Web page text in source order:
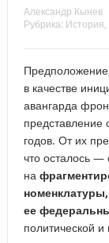
Александр Кынев
Рубрика: История
в качестве
авангарда
годов. От их
что осталось —
на
ее
политической и